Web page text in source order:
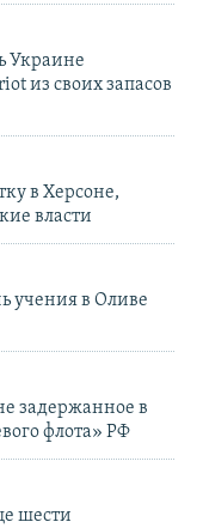
Украине
из своих запасов
в Херсоне,
власти
учения в Оливе
задержанное в
флота» РФ
шести